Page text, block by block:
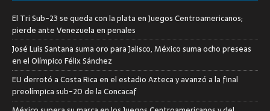
El Tri Sub-23 se queda con la plata en Juegos Centroamericanos;
pierde ante Venezuela en penales
José Luis Santana suma oro para Jalisco, México suma ocho preseas
en el Olímpico Félix Sánchez
EU derrotó a Costa Rica en el estadio Azteca y avanzó a la final
preolímpica sub-20 de la Concacaf